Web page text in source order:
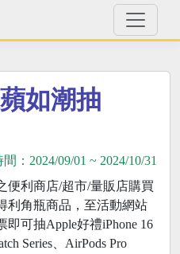
如潮抽
： 2024/09/01 ~ 2024/10/31
便利商店/超市/量販店購買
利角瓶商品，至活動網站
即可抽Apple好禮iPhone 16
Series、AirPods Pro